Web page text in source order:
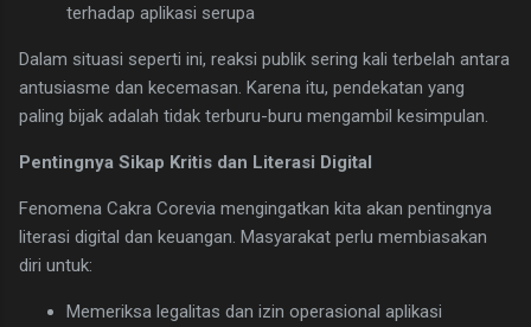
terhadap aplikasi serupa
Dalam situasi seperti ini, reaksi publik sering kali terbelah antara
antusiasme dan kecemasan. Karena itu, pendekatan yang
paling bijak adalah tidak terburu-buru mengambil kesimpulan.
Pentingnya Sikap Kritis dan Literasi Digital
Fenomena Cakra Corevia mengingatkan kita akan pentingnya
literasi digital dan keuangan. Masyarakat perlu membiasakan
diri untuk:
Memeriksa legalitas dan izin operasional aplikasi